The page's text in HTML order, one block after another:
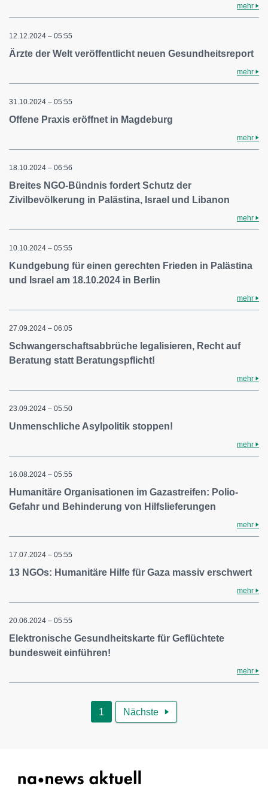
mehr
12.12.2024 – 05:55
Ärzte der Welt veröffentlicht neuen Gesundheitsreport
mehr
31.10.2024 – 05:55
Offene Praxis eröffnet in Magdeburg
mehr
18.10.2024 – 06:56
Breites NGO-Bündnis fordert Schutz der
Zivilbevölkerung in Palästina, Israel und Libanon
mehr
10.10.2024 – 05:55
Kundgebung für einen gerechten Frieden in Palästina
und Israel am 18.10.2024 in Berlin
mehr
27.09.2024 – 06:05
Schwangerschaftsabbrüche legalisieren, Recht auf
Beratung statt Beratungspflicht!
mehr
23.09.2024 – 05:50
Unmenschliche Asylpolitik stoppen!
mehr
16.08.2024 – 05:55
Humanitäre Organisationen im Gazastreifen: Polio-
Gefahr und Behinderung von Hilfslieferungen
mehr
17.07.2024 – 05:55
13 NGOs: Humanitäre Hilfe für Gaza massiv erschwert
mehr
20.06.2024 – 05:55
Elektronische Gesundheitskarte für Geflüchtete
bundesweit einführen!
mehr
1 Nächste 